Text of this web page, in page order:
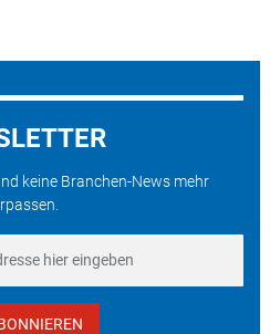
keine Branchen-News mehr